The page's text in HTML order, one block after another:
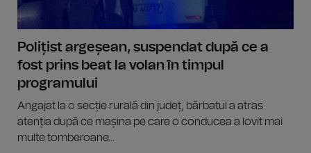
Polițist argeșean, suspendat după ce a
fost prins beat la volan în timpul
programului
Angajat la o secție rurală din județ, bărbatul a atras
atenția după ce mașina pe care o conducea a lovit mai
multe tomberoane...